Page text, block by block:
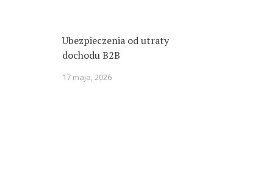
Ubezpieczenia od utraty
dochodu B2B
17 maja, 2026